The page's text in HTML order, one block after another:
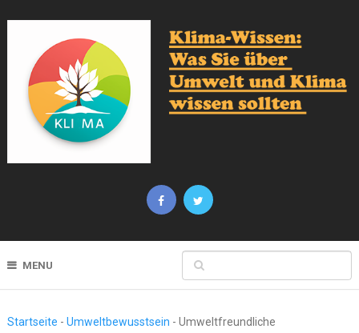
MENU
Startseite - Umweltbewusstsein - Umweltfreundliche